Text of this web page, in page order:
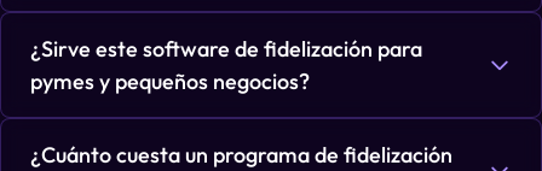
¿Sirve este software de fidelización para
pymes y pequeños negocios?
¿Cuánto cuesta un programa de fidelización